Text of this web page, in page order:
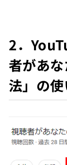
2．
者があ
法」の